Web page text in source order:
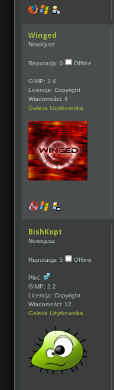
Winged
Nowicjusz
Reputacja: 0 Offline
GIMP: 2.4
Licencja: Copyright
Wiadomości: 4
Galeria Użytkownika
BishKopt
Nowicjusz
Reputacja: 5 Offline
Płeć:
GIMP: 2.2
Licencja: Copyright
Wiadomości: 12
Galeria Użytkownika